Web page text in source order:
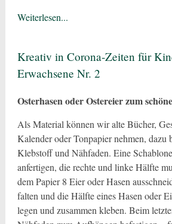
Weiterlesen...
Kreativ in Corona-Zeiten für
Erwachsene Nr. 2
Osterhasen oder Ostereierzum
Als Material können wir alte Bücher,
Kalender oder Tonpapier nehmen, dazu
Klebstoff und Nähfaden. Eine
anfertigen, die rechte und linke Hälfte
dem Papier 8 Eier oder Hasen
falten und die Hälfte eines Hasen oder
legen und zusammen kleben. Beim